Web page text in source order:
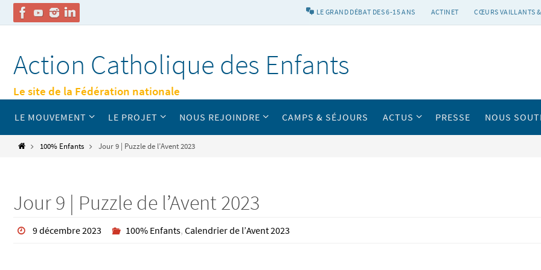
contenu
LE GRAND DÉBAT DES 6-15 ANS ACTINET CŒURS VAILLANTS
Action Catholique des Enfants
Le site de la Fédération nationale
contenu
LE MOUVEMENT LE PROJET NOUS REJOINDRE CAMPS & SÉJOURS ACTUS PRESSE NOUS
Home100% Enfants Jour 9 | Puzzle de l’Avent 2023
Jour 9 | Puzzle de l’Avent 2023
9 décembre 2023 100% Enfants, Calendrier de l’Avent 2023